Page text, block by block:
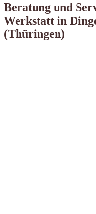
Beratung und
Werkstatt in
(Thüringen)